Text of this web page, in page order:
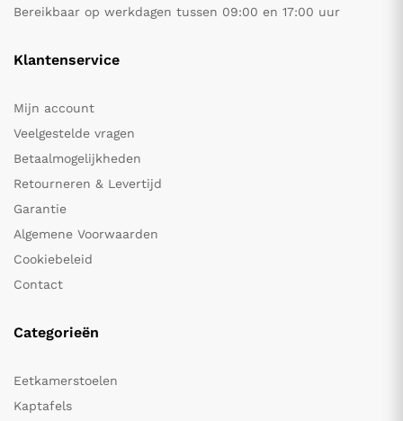
Bereikbaar op werkdagen tussen 09:00 en 17:00 uur
Klantenservice
Mijn account
Veelgestelde vragen
Betaalmogelijkheden
Retourneren & Levertijd
Garantie
Algemene Voorwaarden
Cookiebeleid
Contact
Categorieën
Eetkamerstoelen
Kaptafels